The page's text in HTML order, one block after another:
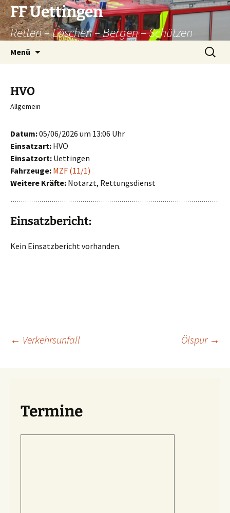
Zum
Inhalt
springen
FF Uettingen
Retten – Löschen – Bergen – Schützen
Menü
Suchen
nach:
HVO
Allgemein
Datum:05/06/2026 um 13:06 Uhr
Einsatzart: HVO
Einsatzort: Uettingen
Fahrzeuge: MZF (11/1)
Weitere Kräfte: Notarzt, Rettungsdienst
Einsatzbericht:
Kein Einsatzbericht vorhanden.
Beitragsnavigation
← Verkehrsunfall Ölspur →
Termine